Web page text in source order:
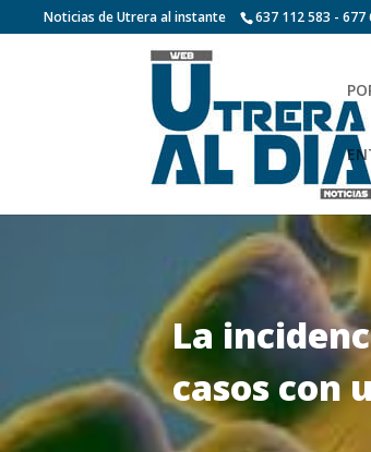
Noticias de Utrera al instante 637 112 583 - 677
La
casos con